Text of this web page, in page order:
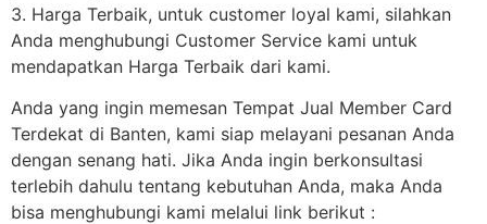
3. Harga Terbaik, untuk customer loyal kami, silahkan
Anda menghubungi Customer Service kami untuk
mendapatkan Harga Terbaik dari kami.
Anda yang ingin memesan Tempat Jual Member Card
Terdekat di Banten, kami siap melayani pesanan Anda
dengan senang hati. Jika Anda ingin berkonsultasi
terlebih dahulu tentang kebutuhan Anda, maka Anda
bisa menghubungi kami melalui link berikut :